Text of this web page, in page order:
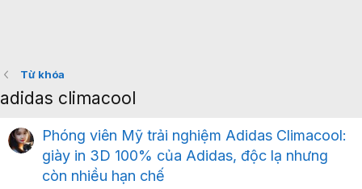
Từ khóa
adidas climacool
Phóng viên Mỹ trải nghiệm Adidas Climacool:
giày in 3D 100% của Adidas, độc lạ nhưng
còn nhiều hạn chế